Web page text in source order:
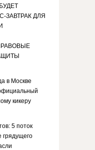
ЗАВТРАК ДЛЯ
в Москве
кикеру
5 поток